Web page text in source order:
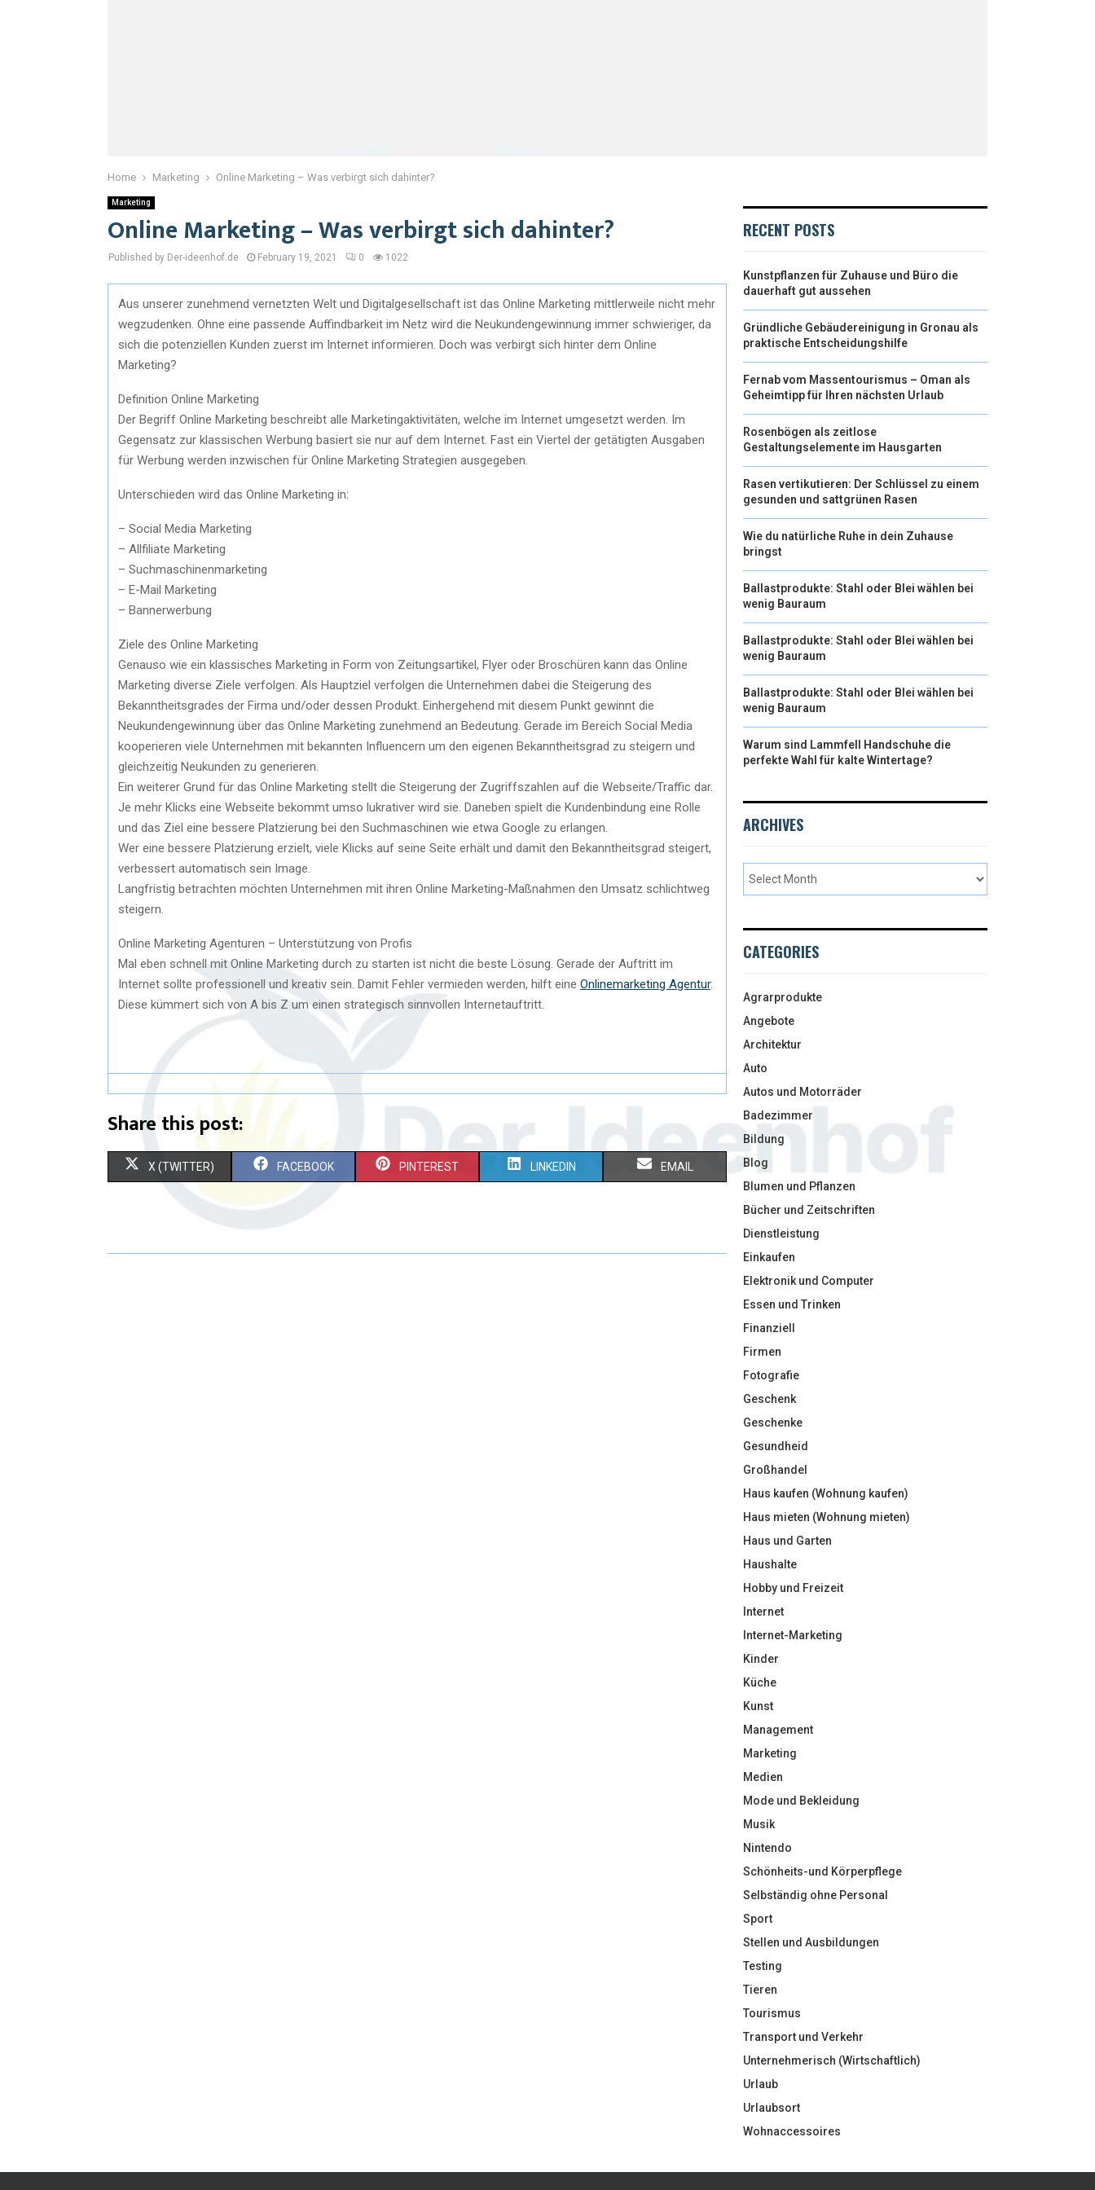
Home Marketing Online Marketing – Was verbirgt sich dahinter?
Marketing
Online Marketing – Was verbirgt sich dahinter?
Published by Der-ideenhof.de February 19, 2021 0 1022
Aus unserer zunehmend vernetzten Welt und Digitalgesellschaft ist das Online Marketing mittlerweile nicht mehr
wegzudenken. Ohne eine passende Auffindbarkeit im Netz wird die Neukundengewinnung immer schwieriger, da
sich die potenziellen Kunden zuerst im Internet informieren. Doch was verbirgt sich hinter dem Online
Marketing?
Definition Online Marketing
Der Begriff Online Marketing beschreibt alle Marketingaktivitäten, welche im Internet umgesetzt werden. Im
Gegensatz zur klassischen Werbung basiert sie nur auf dem Internet. Fast ein Viertel der getätigten Ausgaben
für Werbung werden inzwischen für Online Marketing Strategien ausgegeben.
Unterschieden wird das Online Marketing in:
– Social Media Marketing
– Allfiliate Marketing
– Suchmaschinenmarketing
– E-Mail Marketing
– Bannerwerbung
Ziele des Online Marketing
Genauso wie ein klassisches Marketing in Form von Zeitungsartikel, Flyer oder Broschüren kann das Online
Marketing diverse Ziele verfolgen. Als Hauptziel verfolgen die Unternehmen dabei die Steigerung des
Bekanntheitsgrades der Firma und/oder dessen Produkt. Einhergehend mit diesem Punkt gewinnt die
Neukundengewinnung über das Online Marketing zunehmend an Bedeutung. Gerade im Bereich Social Media
kooperieren viele Unternehmen mit bekannten Influencern um den eigenen Bekanntheitsgrad zu steigern und
gleichzeitig Neukunden zu generieren.
Ein weiterer Grund für das Online Marketing stellt die Steigerung der Zugriffszahlen auf die Webseite/Traffic dar.
Je mehr Klicks eine Webseite bekommt umso lukrativer wird sie. Daneben spielt die Kundenbindung eine Rolle
und das Ziel eine bessere Platzierung bei den Suchmaschinen wie etwa Google zu erlangen.
Wer eine bessere Platzierung erzielt, viele Klicks auf seine Seite erhält und damit den Bekanntheitsgrad steigert,
verbessert automatisch sein Image.
Langfristig betrachten möchten Unternehmen mit ihren Online Marketing-Maßnahmen den Umsatz schlichtweg
steigern.
Online Marketing Agenturen – Unterstützung von Profis
Mal eben schnell mit Online Marketing durch zu starten ist nicht die beste Lösung. Gerade der Auftritt im
Internet sollte professionell und kreativ sein. Damit Fehler vermieden werden, hilft eine Onlinemarketing Agentur.
Diese kümmert sich von A bis Z um einen strategisch sinnvollen Internetauftritt.
Share this post:
X (TWITTER) FACEBOOK PINTEREST LINKEDIN EMAIL
RECENT POSTS
Kunstpflanzen für Zuhause und Büro die
dauerhaft gut aussehen
Gründliche Gebäudereinigung in Gronau als
praktische Entscheidungshilfe
Fernab vom Massentourismus – Oman als
Geheimtipp für Ihren nächsten Urlaub
Rosenbögen als zeitlose
Gestaltungselemente im Hausgarten
Rasen vertikutieren: Der Schlüssel zu einem
gesunden und sattgrünen Rasen
Wie du natürliche Ruhe in dein Zuhause
bringst
Ballastprodukte: Stahl oder Blei wählen bei
wenig Bauraum
Ballastprodukte: Stahl oder Blei wählen bei
wenig Bauraum
Ballastprodukte: Stahl oder Blei wählen bei
wenig Bauraum
Warum sind Lammfell Handschuhe die
perfekte Wahl für kalte Wintertage?
ARCHIVES
CATEGORIES
Agrarprodukte
Angebote
Architektur
Auto
Autos und Motorräder
Badezimmer
Bildung
Blog
Blumen und Pflanzen
Bücher und Zeitschriften
Dienstleistung
Einkaufen
Elektronik und Computer
Essen und Trinken
Finanziell
Firmen
Fotografie
Geschenk
Geschenke
Gesundheid
Großhandel
Haus kaufen (Wohnung kaufen)
Haus mieten (Wohnung mieten)
Haus und Garten
Haushalte
Hobby und Freizeit
Internet
Internet-Marketing
Kinder
Küche
Kunst
Management
Marketing
Medien
Mode und Bekleidung
Musik
Nintendo
Schönheits-und Körperpflege
Selbständig ohne Personal
Sport
Stellen und Ausbildungen
Testing
Tieren
Tourismus
Transport und Verkehr
Unternehmerisch (Wirtschaftlich)
Urlaub
Urlaubsort
Wohnaccessoires